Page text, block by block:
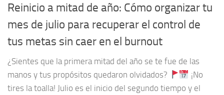
Reinicio a mitad de año: Cómo organizar tu
mes de julio para recuperar el control de
tus metas sin caer en el burnout
¿Sientes que la primera mitad del año se te fue de las
manos y tus propósitos quedaron olvidados?
¡No
tires la toalla! Julio es el inicio del segundo tiempo y el